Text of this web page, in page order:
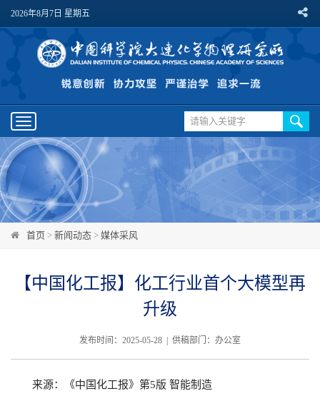
2026年8月7日 星期五
Toggle
navigation
首页 > 新闻动态 > 媒体采风
【中国化工报】化工行业首个大模型再
升级
发布时间：2025-05-28 | 供稿部门：办公室
来源：《中国化工报》第5版 智能制造